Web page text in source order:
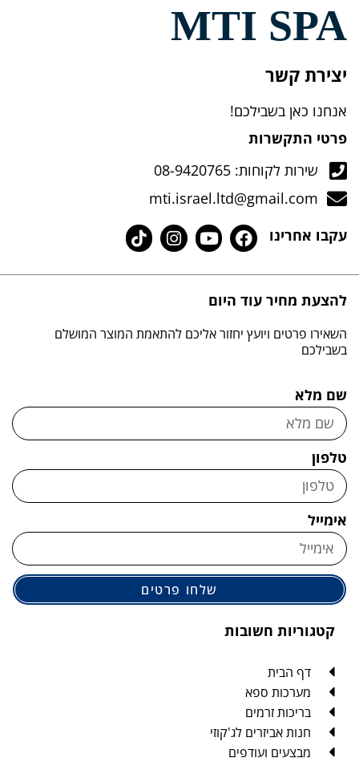
יצירת קשר
אנחנו כאן בשבילכם!
MTI SPA
פרטי התקשרות
שירות לקוחות: 08-9420765
mti.israel.ltd@gmail.com
עקבו אחרינו
להצעת מחיר עוד היום
השאירו פרטים ויועץ יחזור אליכם להתאמת המוצר המושלם
בשבילכם
שם מלא
טלפון
אימייל
שלחו פרטים
קטגוריות חשובות
דף הבית
מערכות ספא
בריכות זרמים
חנות אביזרים לג'קוזי
מבצעים ועודפים